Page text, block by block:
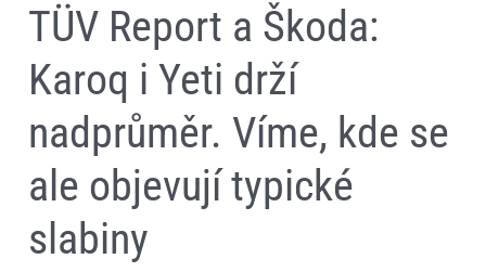
TÜV Report a Škoda:
Karoq i Yeti drží
nadprůměr. Víme, kde se
ale objevují typické
slabiny